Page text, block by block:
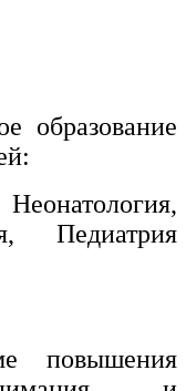
образование
Педиатрия
повышения